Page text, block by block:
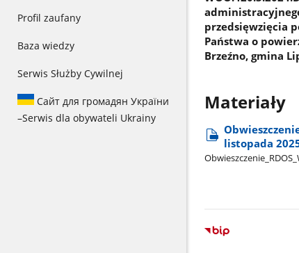
Profil zaufany
Baza wiedzy
Serwis Służby Cywilnej
Сайт для громадян України
–Serwis dla obywateli Ukrainy
przedsięwzięcia
Państwa o
Brzeźno, gmina
Materiały
listopada